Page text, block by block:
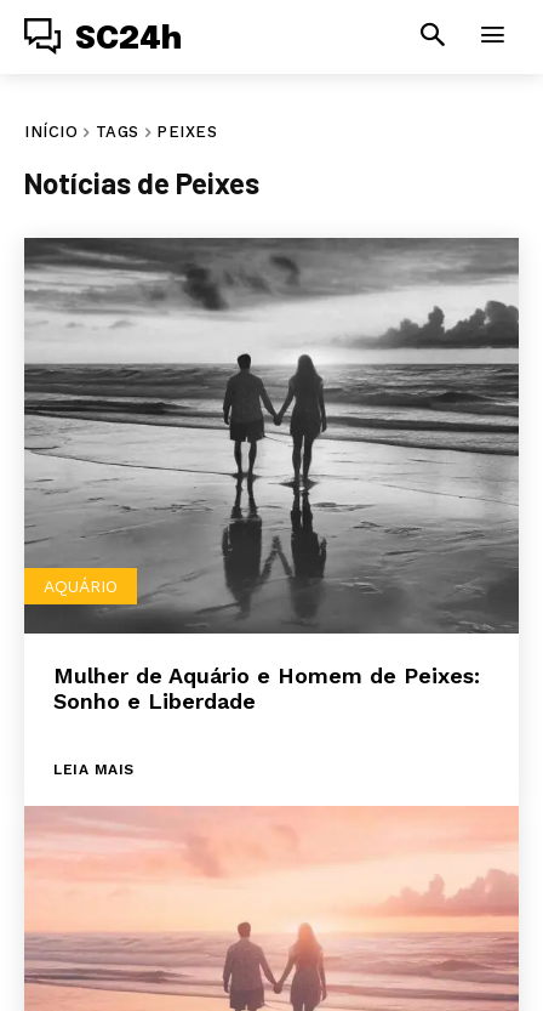
SC24h
INÍCIO TAGS PEIXES
Notícias de Peixes
AQUÁRIO
Mulher de Aquário e Homem de Peixes:
Sonho e Liberdade
LEIA MAIS